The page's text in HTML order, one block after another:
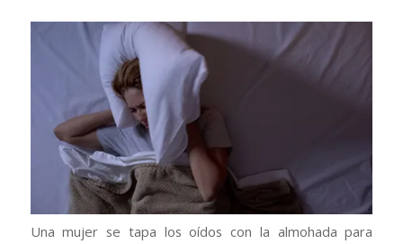
Una mujer se tapa los oídos con la almohada para